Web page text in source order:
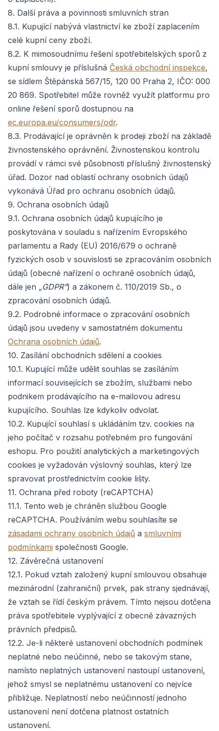
8. Další práva a povinnosti smluvních stran
8.1. Kupující nabývá vlastnictví ke zboží zaplacením
celé kupní ceny zboží.
8.2. K mimosoudnímu řešení spotřebitelských sporů z
kupní smlouvy je příslušná Česká obchodní inspekce,
se sídlem Štěpánská 567/15, 120 00 Praha 2, IČO: 000
20 869. Spotřebitel může rovněž využít platformu pro
online řešení sporů dostupnou na
ec.europa.eu/consumers/odr.
8.3. Prodávající je oprávněn k prodeji zboží na základě
živnostenského oprávnění. Živnostenskou kontrolu
provádí v rámci své působnosti příslušný živnostenský
úřad. Dozor nad oblastí ochrany osobních údajů
vykonává Úřad pro ochranu osobních údajů.
9. Ochrana osobních údajů
9.1. Ochrana osobních údajů kupujícího je
poskytována v souladu s nařízením Evropského
parlamentu a Rady (EU) 2016/679 o ochraně
fyzických osob v souvislosti se zpracováním osobních
údajů (obecné nařízení o ochraně osobních údajů,
dále jen „GDPR") a zákonem č. 110/2019 Sb., o
zpracování osobních údajů.
9.2. Podrobné informace o zpracování osobních
údajů jsou uvedeny v samostatném dokumentu
Ochrana osobních údajů.
10. Zasílání obchodních sdělení a cookies
10.1. Kupující může udělit souhlas se zasíláním
informací souvisejících se zbožím, službami nebo
podnikem prodávajícího na e-mailovou adresu
kupujícího. Souhlas lze kdykoliv odvolat.
10.2. Kupující souhlasí s ukládáním tzv. cookies na
jeho počítač v rozsahu potřebném pro fungování
eshopu. Pro použití analytických a marketingových
cookies je vyžadován výslovný souhlas, který lze
spravovat prostřednictvím cookie lišty.
11. Ochrana před roboty (reCAPTCHA)
11.1. Tento web je chráněn službou Google
reCAPTCHA. Používáním webu souhlasíte se
zásadami ochrany osobních údajů a smluvními
podmínkami společnosti Google.
12. Závěrečná ustanovení
12.1. Pokud vztah založený kupní smlouvou obsahuje
mezinárodní (zahraniční) prvek, pak strany sjednávají,
že vztah se řídí českým právem. Tímto nejsou dotčena
práva spotřebitele vyplývající z obecně závazných
právních předpisů.
12.2. Je-li některé ustanovení obchodních podmínek
neplatné nebo neúčinné, nebo se takovým stane,
namísto neplatných ustanovení nastoupí ustanovení,
jehož smysl se neplatnému ustanovení co nejvíce
přibližuje. Neplatností nebo neúčinností jednoho
ustanovení není dotčena platnost ostatních
ustanovení.